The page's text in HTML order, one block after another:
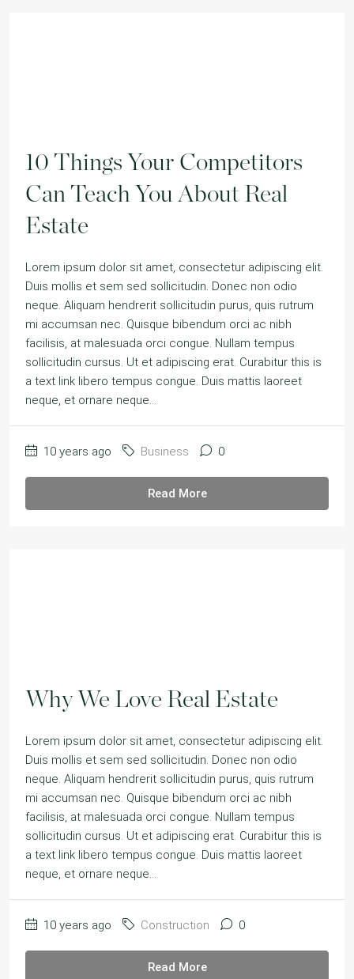
10 Things Your Competitors
Can Teach You About Real
Estate
Lorem ipsum dolor sit amet, consectetur adipiscing elit.
Duis mollis et sem sed sollicitudin. Donec non odio
neque. Aliquam hendrerit sollicitudin purus, quis rutrum
mi accumsan nec. Quisque bibendum orci ac nibh
facilisis, at malesuada orci congue. Nullam tempus
sollicitudin cursus. Ut et adipiscing erat. Curabitur this is
a text link libero tempus congue. Duis mattis laoreet
neque, et ornare neque...
10 years ago Business 0
Read More
Why We Love Real Estate
Lorem ipsum dolor sit amet, consectetur adipiscing elit.
Duis mollis et sem sed sollicitudin. Donec non odio
neque. Aliquam hendrerit sollicitudin purus, quis rutrum
mi accumsan nec. Quisque bibendum orci ac nibh
facilisis, at malesuada orci congue. Nullam tempus
sollicitudin cursus. Ut et adipiscing erat. Curabitur this is
a text link libero tempus congue. Duis mattis laoreet
neque, et ornare neque...
10 years ago Construction 0
Read More